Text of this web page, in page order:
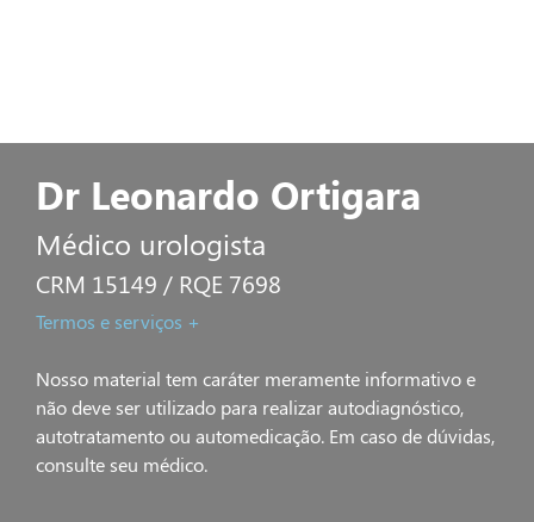
Dr Leonardo Ortigara
Médico urologista
CRM 15149 / RQE 7698
Termos e serviços +
Nosso material tem caráter meramente informativo e
não deve ser utilizado para realizar autodiagnóstico,
autotratamento ou automedicação. Em caso de dúvidas,
consulte seu médico.